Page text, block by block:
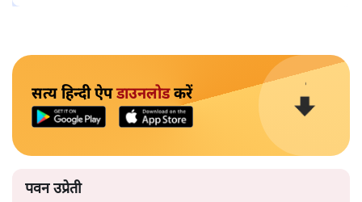
सत्य हिन्दी ऐपडाउनलोडकरें
पवन उप्रेती